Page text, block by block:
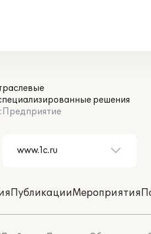
решения
ПубликацииМероприятия